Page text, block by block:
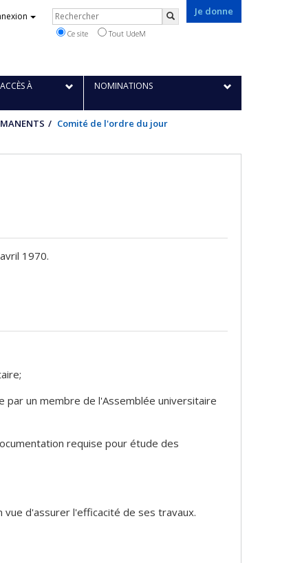
Je donne
Rechercher
Ce site Tout UdeM
À NOMINATIONS
Comité de l'ordre du jour
1970.
un membre de l'Assemblée universitaire
requise pour étude des
d'assurer l'efficacité de ses travaux.